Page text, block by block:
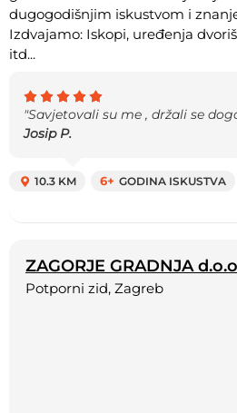
dugogodišnjim iskustvom i
Izdvajamo: Iskopi, uređenja
itd...
"Savjetovali su me , držali se
Josip P.
10.3 KM 6+ GODINA ISKUSTVA
ZAGORJE GRADNJA
Potporni zid, Zagreb